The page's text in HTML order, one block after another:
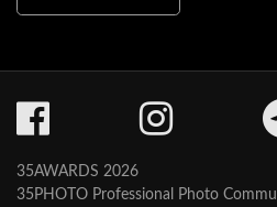
35AWARDS 2026
35PHOTO Professional Photo